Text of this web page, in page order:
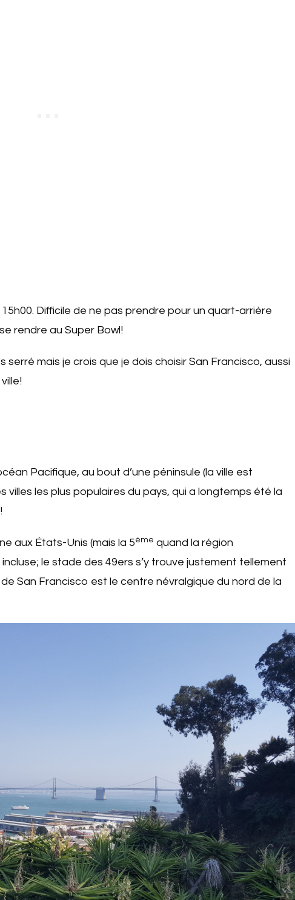
Difficile de ne pas prendre pour un quart-arrière
rendre au Super Bowl!
serré mais je crois que je dois choisir San Francisco, aussi
Pacifique, au bout d’une péninsule (la ville est
villes les plus populaires du pays, qui a longtemps été la
aux États-Unis (mais la 5ème quand la région
le stade des 49ers s’y trouve justement tellement
San Francisco est le centre névralgique du nord de la